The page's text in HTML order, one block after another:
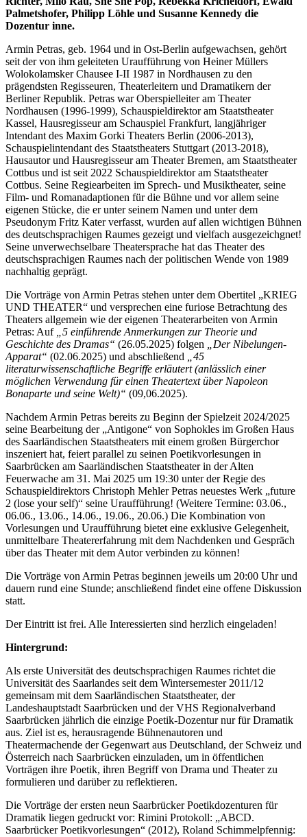
Palmetshofer, Philipp Löhle und Susanne Kennedy die
Dozentur inne.
Armin Petras, geb. 1964 und in Ost-Berlin aufgewachsen, gehört
seit der von ihm geleiteten Uraufführung von Heiner Müllers
Wolokolamsker Chausee I-II 1987 in Nordhausen zu den
prägendsten Regisseuren, Theaterleitern und Dramatikern der
Berliner Republik. Petras war Oberspielleiter am Theater
Nordhausen (1996-1999), Schauspieldirektor am Staatstheater
Kassel, Hausregisseur am Schauspiel Frankfurt, langjähriger
Intendant des Maxim Gorki Theaters Berlin (2006-2013),
Schauspielintendant des Staatstheaters Stuttgart (2013-2018),
Hausautor und Hausregisseur am Theater Bremen, am Staatstheater
Cottbus und ist seit 2022 Schauspieldirektor am Staatstheater
Cottbus. Seine Regiearbeiten im Sprech- und Musiktheater, seine
Film- und Romanadaptionen für die Bühne und vor allem seine
eigenen Stücke, die er unter seinem Namen und unter dem
Pseudonym Fritz Kater verfasst, wurden auf allen wichtigen Bühnen
des deutschsprachigen Raumes gezeigt und vielfach ausgezeichgnet!
Seine unverwechselbare Theatersprache hat das Theater des
deutschsprachigen Raumes nach der politischen Wende von 1989
nachhaltig geprägt.
Die Vorträge von Armin Petras stehen unter dem Obertitel „KRIEG
UND THEATER“ und versprechen eine furiose Betrachtung des
Theaters allgemein wie der eigenen Theaterarbeiten von Armin
Petras: Auf
„5 einführende Anmerkungen zur Theorie und
Geschichte des Dramas“ (26.05.2025) folgen
„Der Nibelungen-
Apparat“ (02.06.2025) und abschließend
„45
literaturwissenschaftliche Begriffe erläutert (anlässlich einer
möglichen Verwendung für einen Theatertext über Napoleon
Bonaparte und seine Welt)“ (09,06.2025).
Nachdem Armin Petras bereits zu Beginn der Spielzeit 2024/2025
seine Bearbeitung der „Antigone“ von Sophokles im Großen Haus
des Saarländischen Staatstheaters mit einem großen Bürgerchor
inszeniert hat, feiert parallel zu seinen Poetikvorlesungen in
Saarbrücken am Saarländischen Staatstheater in der Alten
Feuerwache am 31. Mai 2025 um 19:30 unter der Regie des
Schauspieldirektors Christoph Mehler Petras neuestes Werk „future
2 (lose your self)“ seine Uraufführung! (Weitere Termine: 03.06.,
06.06., 13.06., 14.06., 19.06., 20.06.) Die Kombination von
Vorlesungen und Uraufführung bietet eine exklusive Gelegenheit,
unmittelbare Theatererfahrung mit dem Nachdenken und Gespräch
über das Theater mit dem Autor verbinden zu können!
Die Vorträge von Armin Petras beginnen jeweils um 20:00 Uhr und
dauern rund eine Stunde; anschließend findet eine offene Diskussion
statt.
Der Eintritt ist frei. Alle Interessierten sind herzlich eingeladen!
Hintergrund:
Als erste Universität des deutschsprachigen Raumes richtet die
Universität des Saarlandes seit dem Wintersemester 2011/12
gemeinsam mit dem Saarländischen Staatstheater, der
Landeshauptstadt Saarbrücken und der VHS Regionalverband
Saarbrücken jährlich die einzige Poetik-Dozentur nur für Dramatik
aus. Ziel ist es, herausragende Bühnenautoren und
Theatermachende der Gegenwart aus Deutschland, der Schweiz und
Österreich nach Saarbrücken einzuladen, um in öffentlichen
Vorträgen ihre Poetik, ihren Begriff von Drama und Theater zu
formulieren und darüber zu reflektieren.
Die Vorträge der ersten neun Saarbrücker Poetikdozenturen für
Dramatik liegen gedruckt vor: Rimini Protokoll: „ABCD.
Saarbrücker Poetikvorlesungen“ (2012), Roland Schimmelpfennig: